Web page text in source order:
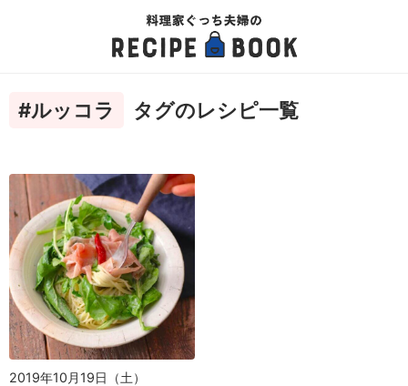
#ルッコラ タグのレシピ一覧
2019年10月19日（土）